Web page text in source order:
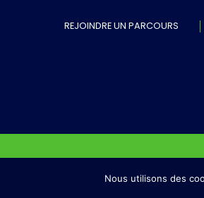
REJOINDRE UN PARCOURS
Nous utilisons des